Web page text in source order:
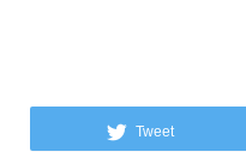
Tweet